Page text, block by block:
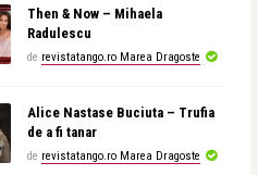
de la Opera
Then & Now – Mihaela
Radulescu
de revistatango.ro Marea Dragoste
Alice Nastase Buciuta – Trufia
de a fi tanar
de revistatango.ro Marea Dragoste